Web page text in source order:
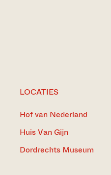
LOCATIES
Hof van Nederland
Huis Van Gijn
Dordrechts Museum